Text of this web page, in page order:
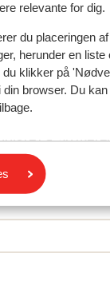
relevante for dig.
du placeringen
herunder en
klikker på
browser. Du
ca. 100
salzburg:
ca. 50
til
butikker
restaurant